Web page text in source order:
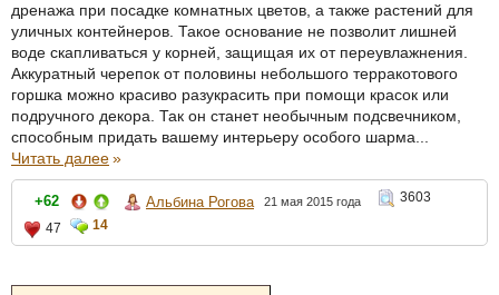
дренажа при посадке комнатных цветов, а также растений для
уличных контейнеров. Такое основание не позволит лишней
воде скапливаться у корней, защищая их от переувлажнения.
Аккуратный черепок от половины небольшого терракотового
горшка можно красиво разукрасить при помощи красок или
подручного декора. Так он станет необычным подсвечником,
способным придать вашему интерьеру особого шарма...
Читать далее»
+62 Альбина Рогова 21 мая 2015 года
3603
47
14